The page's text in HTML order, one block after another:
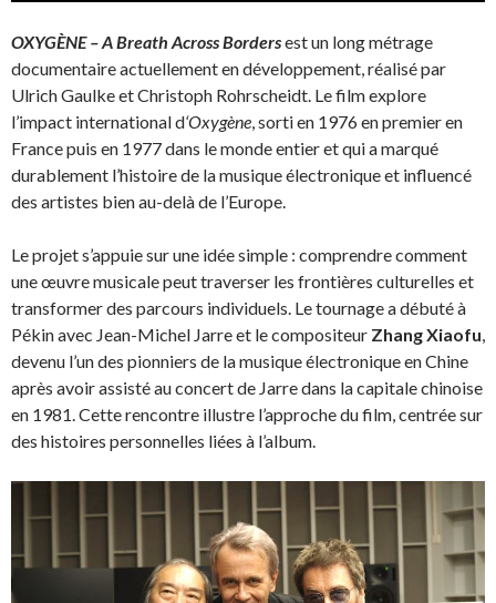
OXYGÈNE – A Breath Across Bordersest un long métrage
documentaire actuellement en développement, réalisé par
Ulrich Gaulke et Christoph Rohrscheidt. Le film explore
l’impact international d‘Oxygène, sorti en 1976 en premier en
France puis en 1977 dans le monde entier et qui a marqué
durablement l’histoire de la musique électronique et influencé
des artistes bien au-delà de l’Europe.
Le projet s’appuie sur une idée simple : comprendre comment
une œuvre musicale peut traverser les frontières culturelles et
transformer des parcours individuels. Le tournage a débuté à
Pékin avec Jean-Michel Jarre et le compositeur Zhang Xiaofu,
devenu l’un des pionniers de la musique électronique en Chine
après avoir assisté au concert de Jarre dans la capitale chinoise
en 1981. Cette rencontre illustre l’approche du film, centrée sur
des histoires personnelles liées à l’album.